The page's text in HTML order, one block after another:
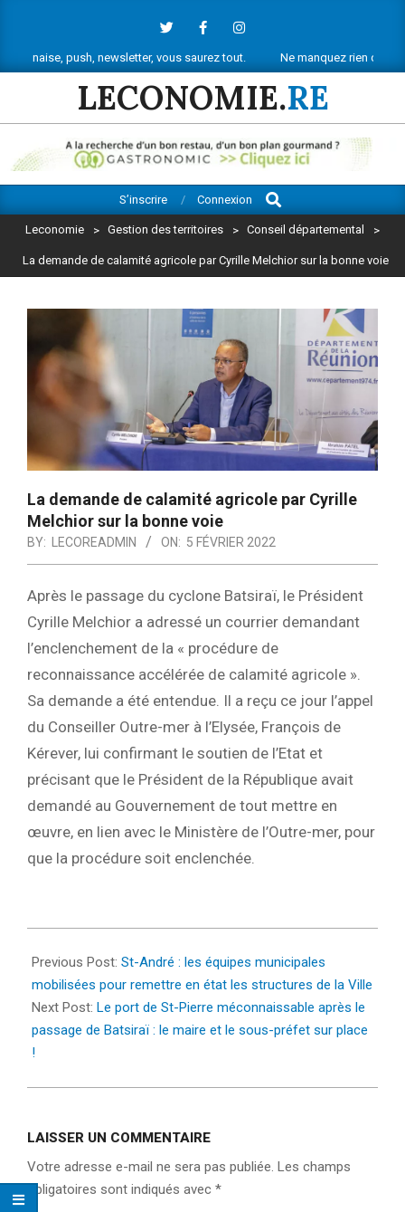
content
push, newsletter, vous saurez tout. Ne manquez rien de l’actu
LECONOMIE.RE
Navigation
S’inscrire Connexion
Search
Leconomie > Gestion des territoires > Conseil départemental >
La demande de calamité agricole par Cyrille Melchior sur la bonne voie
La demande de calamité agricole par Cyrille
Melchior sur la bonne voie
BY: LECOREADMIN ON: 5 FÉVRIER 2022
Après le passage du cyclone Batsiraï, le Président
Cyrille Melchior a adressé un courrier demandant
l’enclenchement de la « procédure de
reconnaissance accélérée de calamité agricole ».
Sa demande a été entendue. Il a reçu ce jour l’appel
du Conseiller Outre-mer à l’Elysée, François de
Kérever, lui confirmant le soutien de l’Etat et
précisant que le Président de la République avait
demandé au Gouvernement de tout mettre en
œuvre, en lien avec le Ministère de l’Outre-mer, pour
que la procédure soit enclenchée.
02-
05
Previous Post: St-André : les équipes municipales
mobilisées pour remettre en état les structures de la Ville
Next Post: Le port de St-Pierre méconnaissable après le
passage de Batsiraï : le maire et le sous-préfet sur place
!
LAISSER UN COMMENTAIRE
Votre adresse e-mail ne sera pas publiée. Les champs
obligatoires sont indiqués avec *